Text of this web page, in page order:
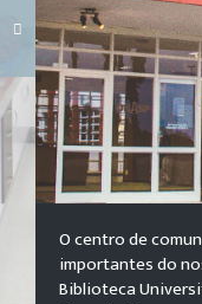
O centro de
importantes do
Biblioteca